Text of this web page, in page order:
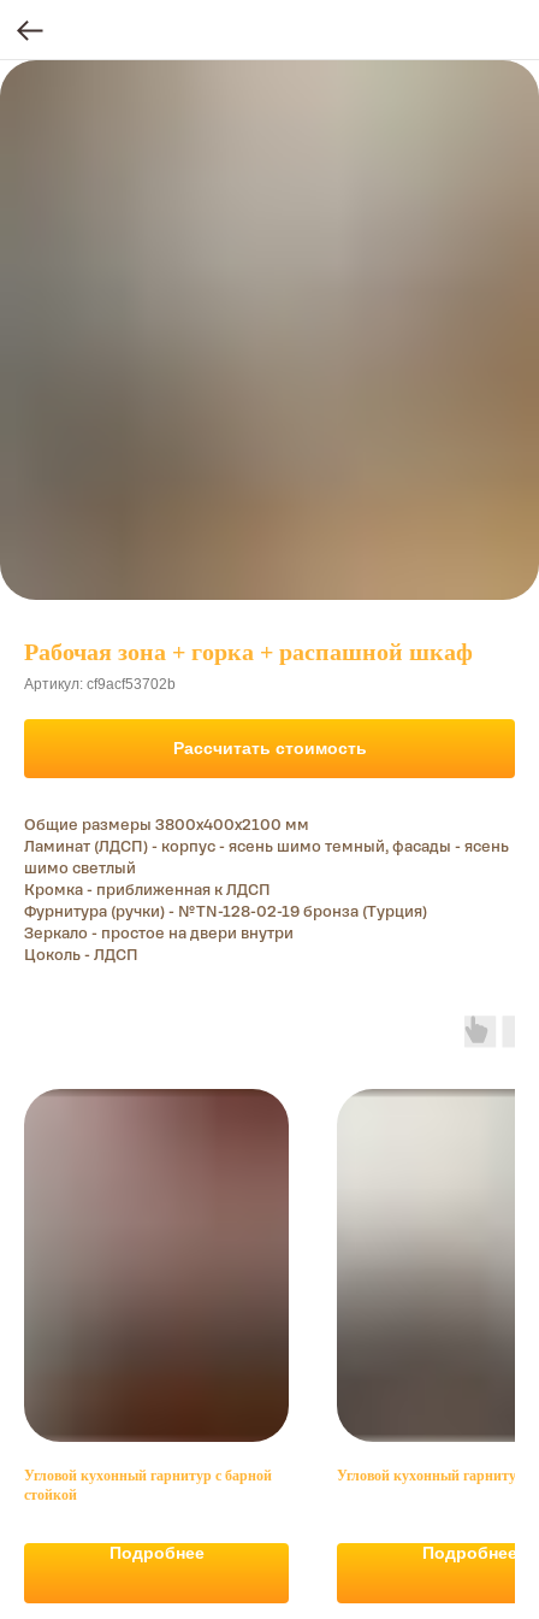
Рабочая зона + горка + распашной шкаф
Артикул: cf9acf53702b
Рассчитать стоимость
Общие размеры 3800х400х2100 мм
Ламинат (ЛДСП) - корпус - ясень шимо темный, фасады - ясень
шимо светлый
Кромка - приближенная к ЛДСП
Фурнитура (ручки) - №TN-128-02-19 бронза (Турция)
Зеркало - простое на двери внутри
Цоколь - ЛДСП
Угловой кухонный гарнитур с барной
стойкой
Подробнее
Угловой кухонный гарнитур
Подробнее